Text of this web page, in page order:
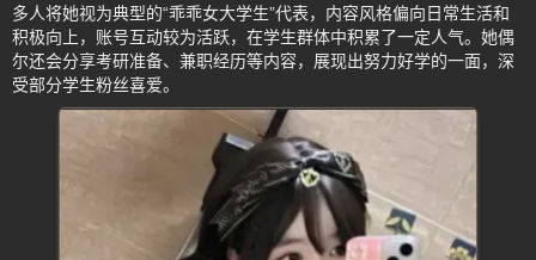
多人将她视为典型的“乖乖女大学生”代表，内容风格偏向日常生活和
积极向上，账号互动较为活跃，在学生群体中积累了一定人气。她偶
尔还会分享考研准备、兼职经历等内容，展现出努力好学的一面，深
受部分学生粉丝喜爱。